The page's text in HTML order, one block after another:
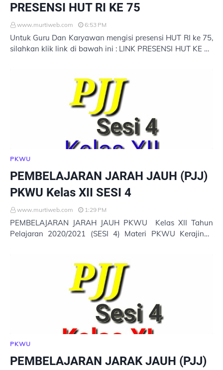
PRESENSI HUT RI KE 75
www.murtiweb.com 6:53 PM
Untuk Guru Dan Karyawan mengisi presensi HUT RI ke 75,
silahkan klik link di bawah ini : LINK PRESENSI HUT KE 75
PKWU
PEMBELAJARAN JARAH JAUH (PJJ)
PKWU Kelas XII SESI 4
www.murtiweb.com 1:29 PM
PEMBELAJARAN JARAH JAUH PKWU Kelas XII Tahun
Pelajaran 2020/2021 (SESI 4) Materi PKWU Kerajinan
PKWU
PEMBELAJARAN JARAK JAUH (PJJ)